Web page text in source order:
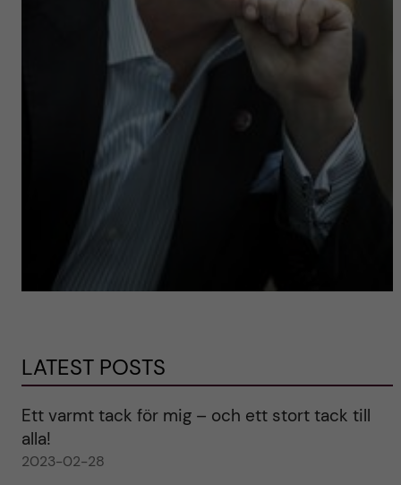
LATEST POSTS
Ett varmt tack för mig – och ett stort tack till
alla!
2023-02-28